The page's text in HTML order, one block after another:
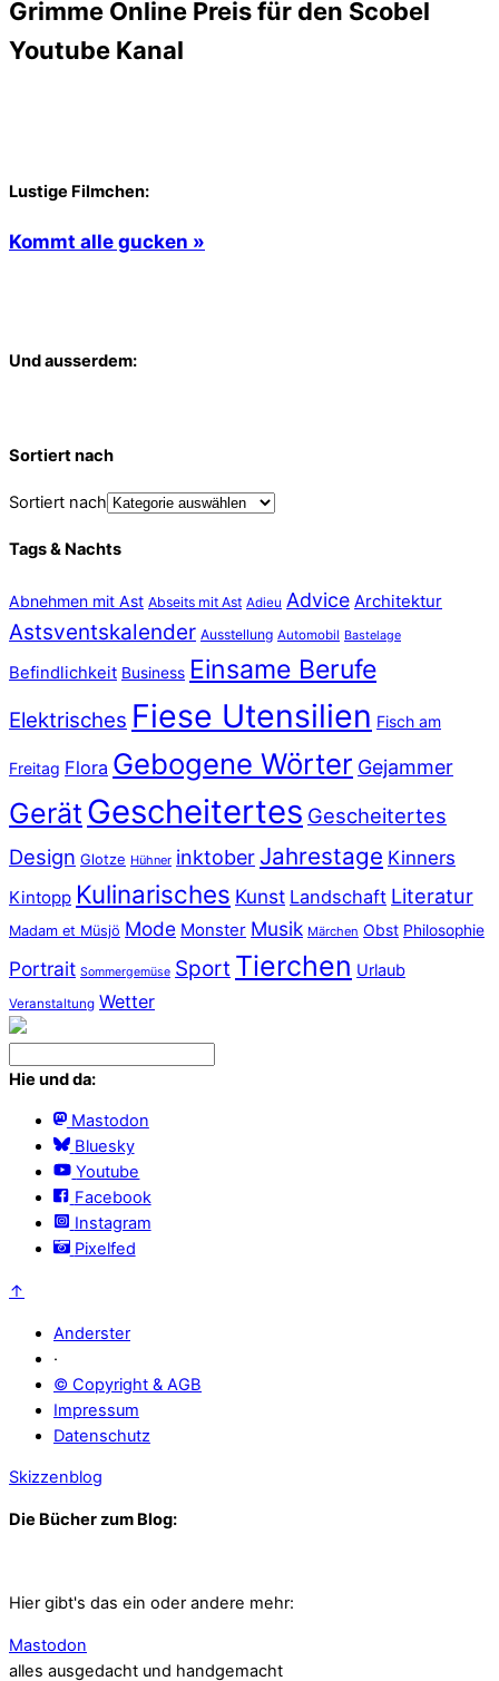
Grimme Online Preis für den Scobel
Youtube Kanal
Lustige Filmchen:
Kommt alle gucken »
Und ausserdem:
Sortiert nach
Sortiert nach
Tags & Nachts
Abnehmen mit Ast Abseits mit Ast Adieu Advice Architektur
Astsventskalender Ausstellung Automobil Bastelage
Befindlichkeit Business Einsame Berufe
Elektrisches Fiese Utensilien Fisch am
Freitag Flora Gebogene Wörter Gejammer
Gerät Gescheitertes Gescheitertes
Design Glotze Hühner inktober Jahrestage Kinners
Kintopp Kulinarisches Kunst Landschaft Literatur
Madam et Müsjö Mode Monster Musik Märchen Obst Philosophie
Portrait Sommergemüse Sport Tierchen Urlaub
Veranstaltung Wetter
Hie und da:
Mastodon
Bluesky
Youtube
Facebook
Instagram
Pixelfed
↑
Anderster
·
© Copyright & AGB
Impressum
Datenschutz
Skizzenblog
Die Bücher zum Blog:
Hier gibt's das ein oder andere mehr:
Mastodon
alles ausgedacht und handgemacht